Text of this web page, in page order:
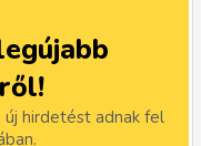
új hirdetést adnak fel